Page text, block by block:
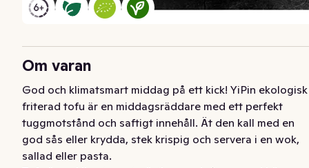
Om varan
God och klimatsmart middag på ett kick! YiPin ekologisk
friterad tofu är en middagsräddare med ett perfekt
tuggmotstånd och saftigt innehåll. Ät den kall med en
god sås eller krydda, stek krispig och servera i en wok,
sallad eller pasta.